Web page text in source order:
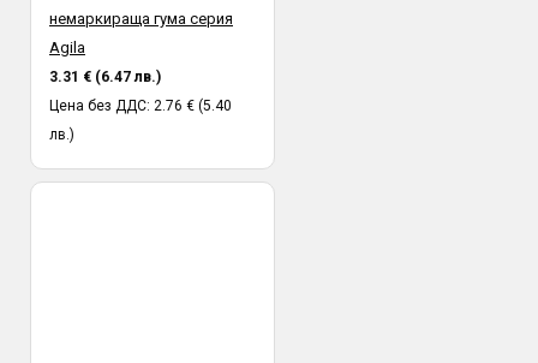
немаркираща гума серия
Agila
3.31 € (6.47 лв.)
Цена без ДДС: 2.76 € (5.40
лв.)